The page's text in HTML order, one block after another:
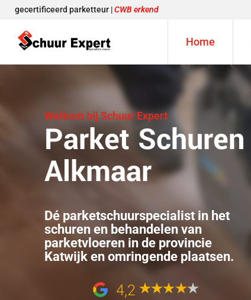
gecertificeerd parketteur |CWB erkend
Home
Welkom bij Schuur Expert
Parket Schuren
Alkmaar
Dé parketschuurspecialist in het
schuren en behandelen van
parketvloeren in de provincie
Katwijk en omringende plaatsen.
4,2